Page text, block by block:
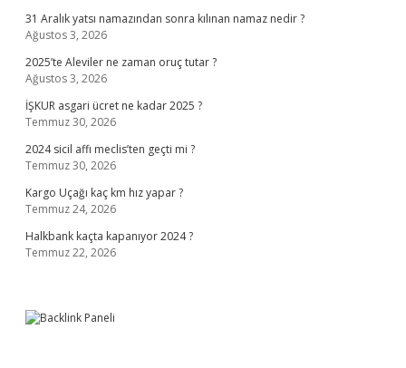
31 Aralık yatsı namazından sonra kılınan namaz nedir ?
Ağustos 3, 2026
2025’te Aleviler ne zaman oruç tutar ?
Ağustos 3, 2026
İŞKUR asgari ücret ne kadar 2025 ?
Temmuz 30, 2026
2024 sicil affı meclis’ten geçti mi ?
Temmuz 30, 2026
Kargo Uçağı kaç km hız yapar ?
Temmuz 24, 2026
Halkbank kaçta kapanıyor 2024 ?
Temmuz 22, 2026